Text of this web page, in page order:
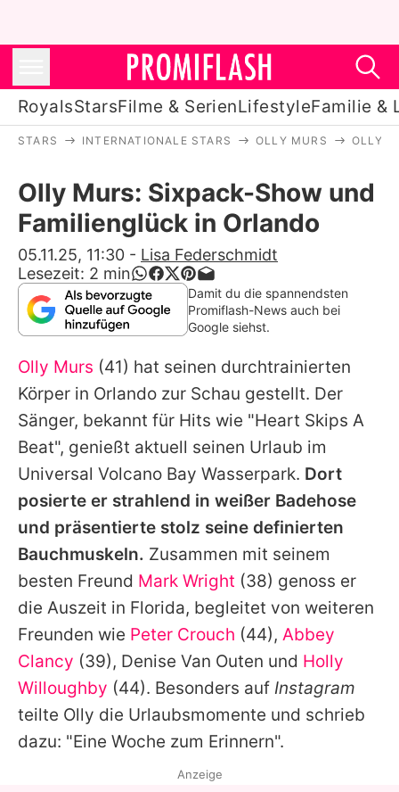
RoyalsStarsFilme & SerienLifestyleFamilie &
Stars
Filme & Serien
Lifestyle
Familie & Liebe
Alle Themen auf Promiflash
Jobs
App runterladen
Team
Redaktionelle Richtlinien
Impressum
Datenschutzerklärung
Nutzungsbedingungen
Utiq verwalten
STARS INTERNATIONALE STARS OLLY MURS OLLY
Olly Murs: Sixpack-Show und
Familienglück in Orlando
05.11.25, 11:30 - Lisa Federschmidt
Lesezeit: 2 min
Damit du die spannendsten
Promiflash-News auch bei
Google siehst.
Olly Murs (41) hat seinen durchtrainierten
Körper in Orlando zur Schau gestellt. Der
Sänger, bekannt für Hits wie "Heart Skips A
Beat", genießt aktuell seinen Urlaub im
Universal Volcano Bay Wasserpark. Dort
posierte er strahlend in weißer Badehose
und präsentierte stolz seine definierten
Bauchmuskeln. Zusammen mit seinem
besten Freund Mark Wright (38) genoss er
die Auszeit in Florida, begleitet von weiteren
Freunden wie Peter Crouch (44), Abbey
Clancy (39), Denise Van Outen und Holly
Willoughby (44). Besonders auf Instagram
teilte Olly die Urlaubsmomente und schrieb
dazu: "Eine Woche zum Erinnern".
Anzeige